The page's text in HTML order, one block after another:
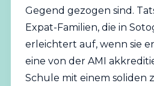
Gegend gezogen sind.
Expat-Familien, die in
erleichtert auf, wenn sie
eine von der AMI
Schule mit einem soliden